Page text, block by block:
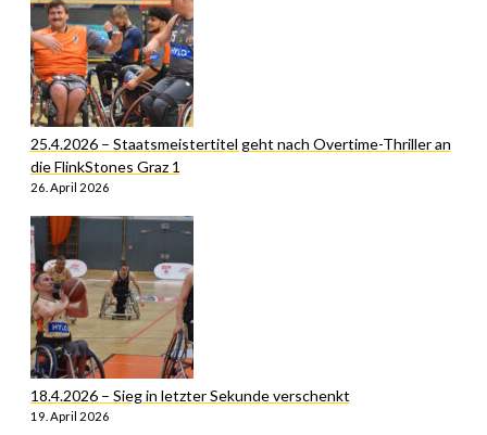
25.4.2026 – Staatsmeistertitel geht nach Overtime-Thriller an
die FlinkStones Graz 1
26. April 2026
18.4.2026 – Sieg in letzter Sekunde verschenkt
19. April 2026